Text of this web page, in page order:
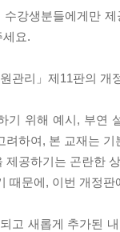
수강생분들에게만
요.
관리」제11판의 개
기 위해 예시, 부연
려하여, 본 교재는
제공하기는 곤란한
때문에, 이번 개정
고 새롭게 추가된